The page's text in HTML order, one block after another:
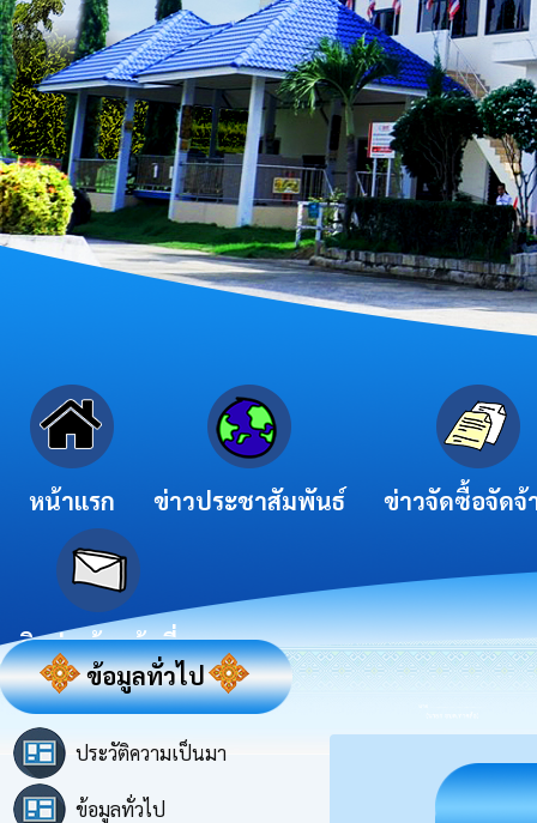
หน้าแรก ข่าวประชาสัมพันธ์ ข่าวจัดซื้อจัดจ้
ติดต่อเจ้าหน้าที่
ข้อมูลทั่วไป
ประวัติความเป็นมา
ข้อมูลทั่วไป